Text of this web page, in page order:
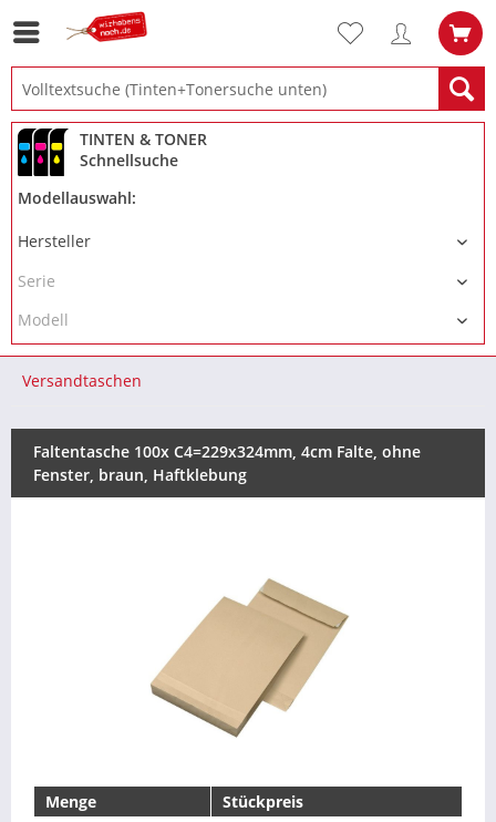
TINTEN & TONER
Schnellsuche
Modellauswahl:
Versandtaschen
Faltentasche 100x C4=229x324mm, 4cm Falte, ohne
Fenster, braun, Haftklebung
Menge
Stückpreis